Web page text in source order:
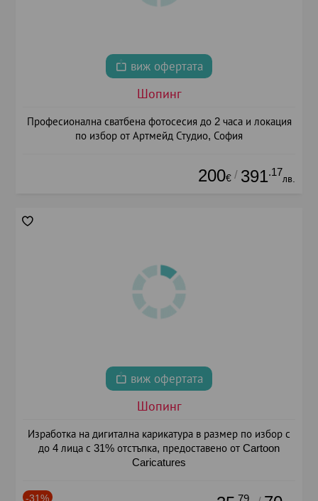
виж офертата
Шопинг
Професионална сватбена фотосесия до 2 часа и локация
по избор от Артмейд Студио, София
200€ / 391.17
лв.
виж офертата
Шопинг
Изработка на дигитална карикатура в размер по избор с
до 4 лица с 31% отстъпка, предоставено от Cartoon
Caricatures
-31% .79